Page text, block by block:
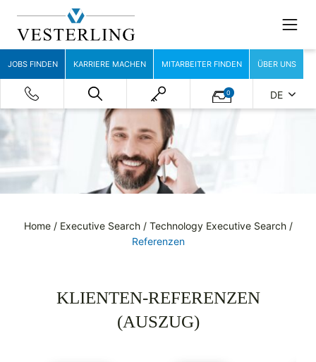
JOBS FINDEN KARRIERE MACHEN MITARBEITER FINDEN ÜBER UNS
0 DE
Home/ Executive Search/ Technology Executive Search/
Referenzen
KLIENTEN-REFERENZEN
(AUSZUG)